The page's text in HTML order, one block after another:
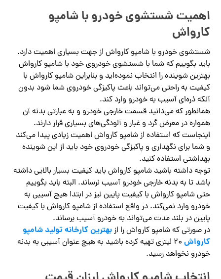
اهمیت شستشوی خودرو با شامپو
کارواش
شستشوی خودرو با شامپو کارواش از جهت بسیاری اهمیت دارد.
باید بگوییم که شما با شستشوی خودروی خود با شامپو کارواش
بهترین شوینده را انتخاب نموده‌اید و بنابراین شامپو کارواش با
کیفیت به راحتی می‌تواند باعث پاکیزگی خودروی شما شود بدون
آنکه ذره‌ای آسیب به خودرو وارد کند.
همانطور که می‌دانید قسمت خارجی خودرو و به عبارتی بدنه آن
همواره در معرض گرد و غبار و آلودگی‌های بسیاری قرار دارند.
اینجاست که استفاده از شامپو کارواش اهمیت زیادی پیدا می‌کند
و شما برای نگهداری و پاکیزگی خودروی خود باید از این شوینده
بهداشتی استفاده کنید.
توجه داشته باشید شامپو کارواش باید کیفیت بسیار بالایی داشته
باشد تا به بدنه خارجی خودرو آسیب نرساند. البته باید بگوییم
حتی شامپو کارواش با کیفیت پایین نیز در ابتدا هیچ آسیبی به
خودرو وارد نمی‌کند. در واقع استفاده از شامپو کارواش با کیفیت
پایین در بلند مدت می‌تواند به خودرو آسیب برساند.
در صورتی که شامپو کارواش را ازبهترین کارخانه تولید شامپو
کارواش
۲۰ لیتری تهیه کرده باشید به هیچ عنوان آسیبی به بدنه
خودرو نخواهد رسید.